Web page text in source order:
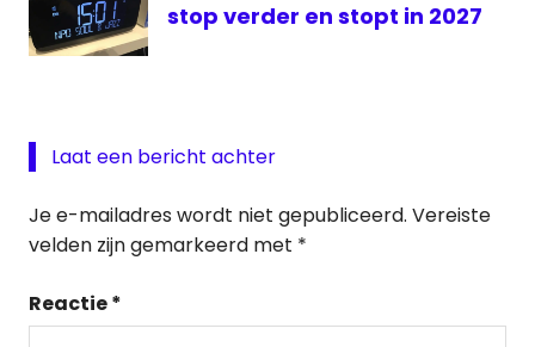
stop verder en stopt in 2027
Laat een bericht achter
Je e-mailadres wordt niet gepubliceerd. Vereiste
velden zijn gemarkeerd met *
Reactie*